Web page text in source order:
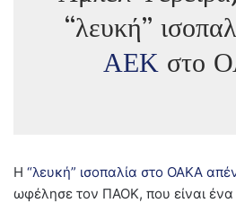
“λευκή”
ΑΕΚ στο
Η “λευκή” ισοπαλία στο ΟΑΚΑ
ωφέλησε τον ΠΑΟΚ, που είναι